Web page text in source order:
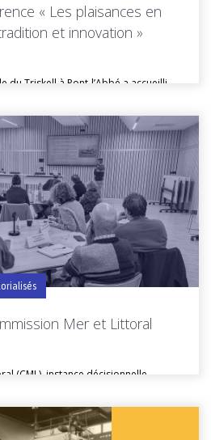
« Les plaisances en
et innovation »
du Triskell à Pont-l’Abbé a accueilli...
rubrique LIRE LA SUITE
Mer et Littoral
(CML), instance décisionnelle